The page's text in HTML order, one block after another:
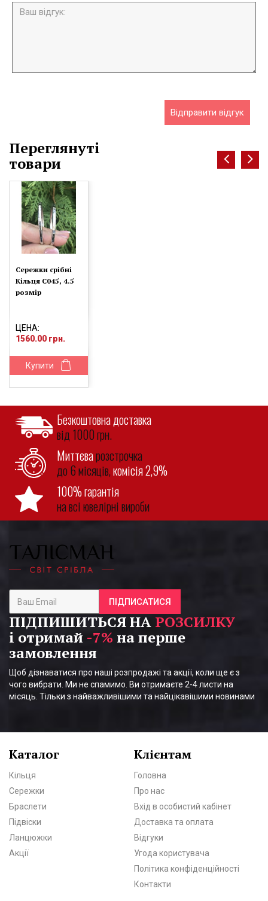
Відправити відгук
Переглянуті
товари
Сережки срібні
Кільця С045, 4.5
розмір
ЦЕНА:
1560.00 грн.
Купити
Безкоштовна доставка
від 1000 грн.
Миттєварозстрочка
до 6 місяців,комісія 2,9%
100% гарантія
на всі ювелірні вироби
ПІДПИСАТИСЯ
ПІДПИШИТЬСЯ НА РОЗСИЛКУ
і отримай -7% на перше
замовлення
Щоб дізнаватися про наші розпродажі та акції, коли ще є з
чого вибрати. Ми не спамимо. Ви отримаєте 2-4 листи на
місяць. Тільки з найважливішими та найцікавішими новинами
Каталог
Кільця
Сережки
Браслети
Підвіски
Ланцюжки
Акції
Клієнтам
Головна
Про нас
Вхід в особистий кабінет
Доставка та оплата
Відгуки
Угода користувача
Політика конфіденційності
Контакти